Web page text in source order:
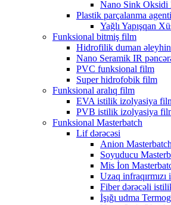
Nano Sink
Plastik parçalanma agenti
Yağlı Yapışqan
Funksional bitmiş film
Hidrofilik duman
Nano Seramik IR
PVC funksional film
Super hidrofobik film
Funksional aralıq film
EVA istilik izolyasiya
PVB istilik izolyasiya
Funksional Masterbatch
Lif dərəcəsi
Anion
Soyuducu
Mis İon
Uzaq
Fiber dərəcəli
İşığı udma